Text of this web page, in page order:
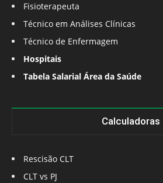
Fisioterapeuta
Técnico em Análises Clínicas
Técnico de Enfermagem
Hospitais
Tabela Salarial Área da Saúde
Calculadoras
Rescisão CLT
CLT vs PJ